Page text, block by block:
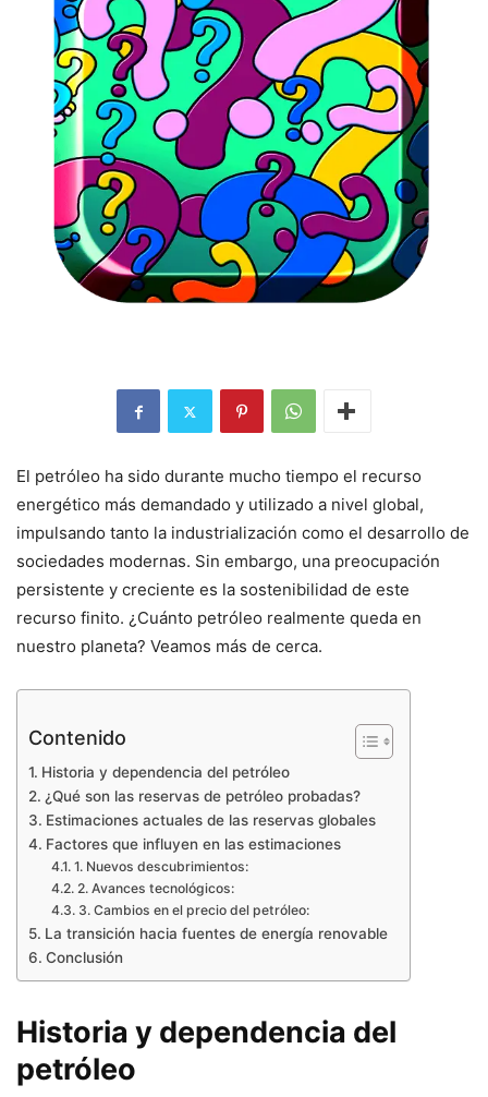
El petróleo ha sido durante mucho tiempo el recurso
energético más demandado y utilizado a nivel global,
impulsando tanto la industrialización como el desarrollo de
sociedades modernas. Sin embargo, una preocupación
persistente y creciente es la sostenibilidad de este
recurso finito. ¿Cuánto petróleo realmente queda en
nuestro planeta? Veamos más de cerca.
Contenido
Historia y dependencia del petróleo
¿Qué son las reservas de petróleo probadas?
Estimaciones actuales de las reservas globales
Factores que influyen en las estimaciones
1. Nuevos descubrimientos:
2. Avances tecnológicos:
3. Cambios en el precio del petróleo:
La transición hacia fuentes de energía renovable
Conclusión
Historia y dependencia del
petróleo